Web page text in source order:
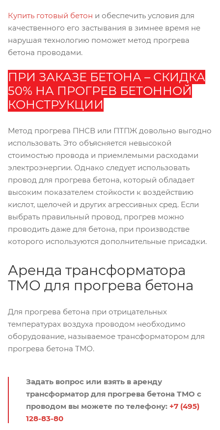
Купить готовый бетон и обеспечить условия для
качественного его застывания в зимнее время не
нарушая технологию поможет метод прогрева
бетона проводами.
ПРИ ЗАКАЗЕ БЕТОНА – СКИДКА
50% НА ПРОГРЕВ БЕТОННОЙ
КОНСТРУКЦИИ
Метод прогрева ПНСВ или ПТПЖ довольно выгодно
использовать. Это объясняется невысокой
стоимостью провода и приемлемыми расходами
электроэнергии. Однако следует использовать
провод для прогрева бетона, который обладает
высоким показателем стойкости к воздействию
кислот, щелочей и других агрессивных сред. Если
выбрать правильный провод, прогрев можно
проводить даже для бетона, при производстве
которого используются дополнительные присадки.
Аренда трансформатора
ТМО для прогрева бетона
Для прогрева бетона при отрицательных
температурах воздуха проводом необходимо
оборудование, называемое трансформатором для
прогрева бетона ТМО.
Задать вопрос или взять в аренду
трансформатор для прогрева бетона ТМО с
проводом вы можете по телефону: +7 (495)
128-83-80